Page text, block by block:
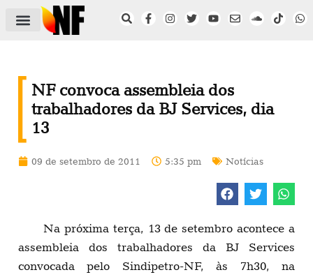
NF convoca assembleia dos
trabalhadores da BJ Services, dia
13
09 de setembro de 2011 5:35 pm Notícias
Na próxima terça, 13 de setembro acontece a
assembleia dos trabalhadores da BJ Services
convocada pelo Sindipetro-NF, às 7h30, na